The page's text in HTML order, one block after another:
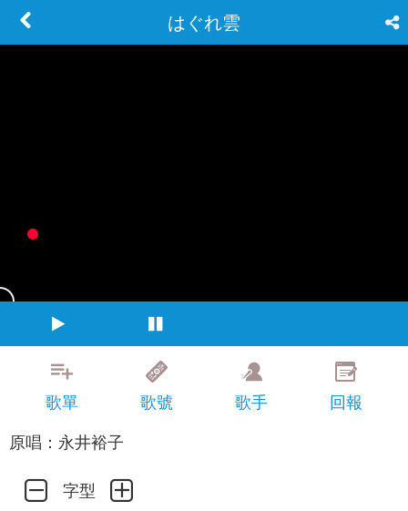
はぐれ雲
歌單 歌號 歌手
回報
原唱：永井裕子
字型